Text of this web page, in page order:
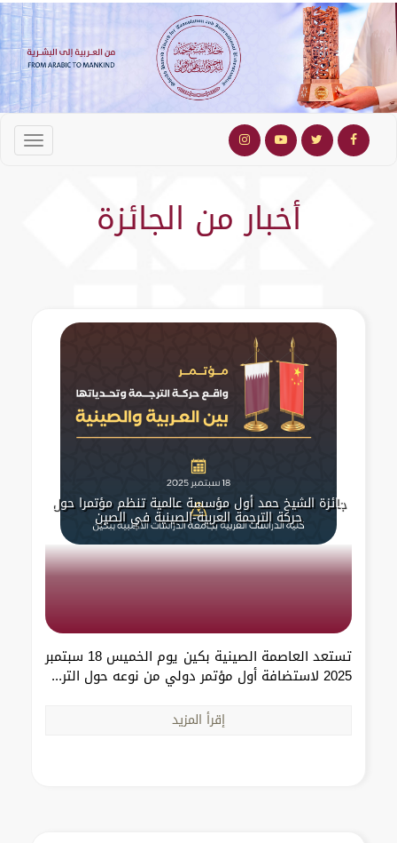
أخبار من الجائزة
جائزة الشيخ حمد أول مؤسسة عالمية تنظم مؤتمرا حول
حركة الترجمة العربية-الصينية في الصين
تستعد العاصمة الصينية بكين يوم الخميس 18 سبتمبر
2025 لاستضافة أول مؤتمر دولي من نوعه حول التر...
إقرأ المزيد